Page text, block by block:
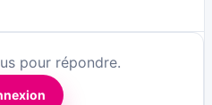
pour répondre.